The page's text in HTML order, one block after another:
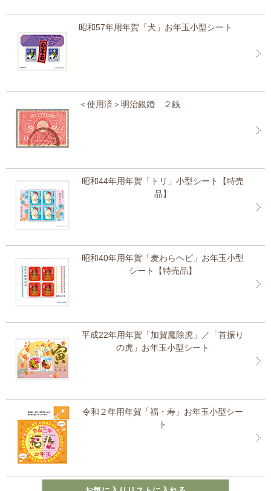
昭和57年用年賀「犬」お年玉小型シート
＜使用済＞明治銀婚 ２銭
昭和44年用年賀「トリ」小型シート【特売
品】
昭和40年用年賀「麦わらヘビ」お年玉小型
シート【特売品】
平成22年用年賀「加賀魔除虎」／「首振り
の虎」お年玉小型シート
令和２年用年賀「福・寿」お年玉小型シー
ト